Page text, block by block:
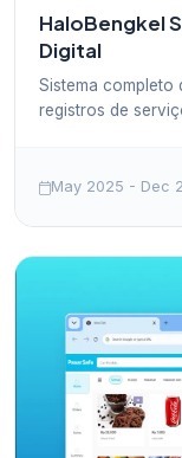
HaloBengkel
Digital
Sistema
registros de
May 2025 - Dec